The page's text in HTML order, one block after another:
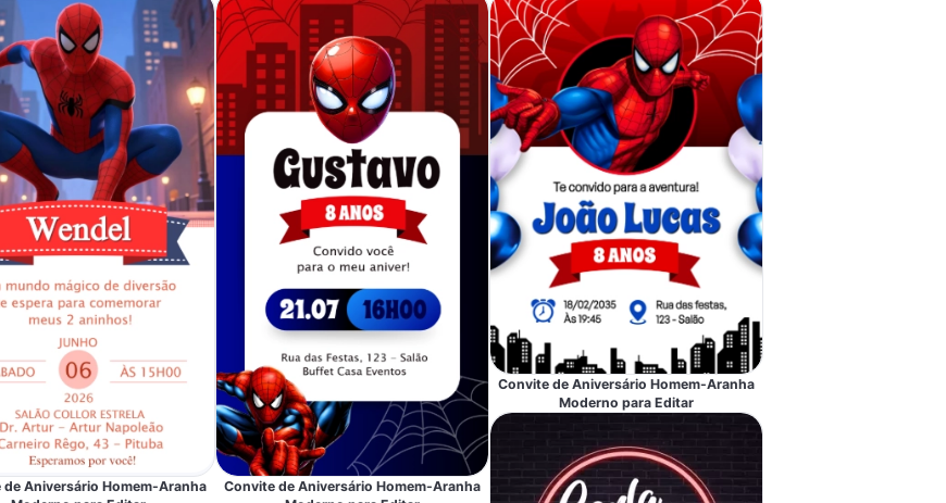
de Aniversário Homem-Aranha
Convite de Aniversário Homem-Aranha
Convite de Aniversário Homem-Aranha
Moderno para Editar